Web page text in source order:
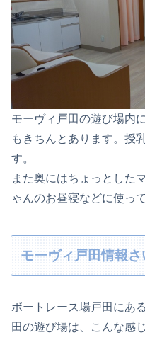
モーヴィ戸田の遊び場内
もきちんとあります。授
す。
また奥にはちょっとした
ゃんのお昼寝などに使っ
モーヴィ戸田情報さ
ボートレース場戸田にあ
田の遊び場は、こんな感